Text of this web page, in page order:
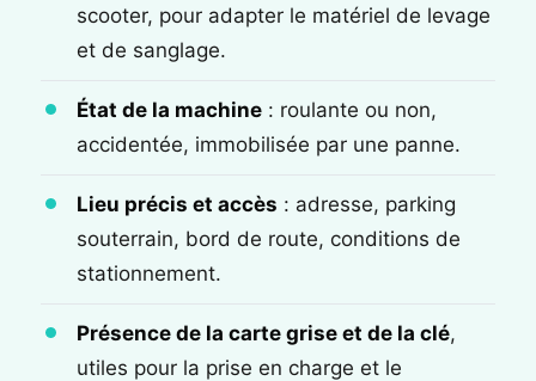
scooter, pour adapter le matériel de levage
et de sanglage.
État de la machine : roulante ou non,
accidentée, immobilisée par une panne.
Lieu précis et accès : adresse, parking
souterrain, bord de route, conditions de
stationnement.
Présence de la carte grise et de la clé,
utiles pour la prise en charge et le